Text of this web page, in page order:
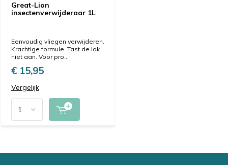
Great-Lion
insectenverwijderaar 1L
Eenvoudig vliegen verwijderen.
Krachtige formule. Tast de lak
niet aan. Voor pro...
€ 15,95
Vergelijk